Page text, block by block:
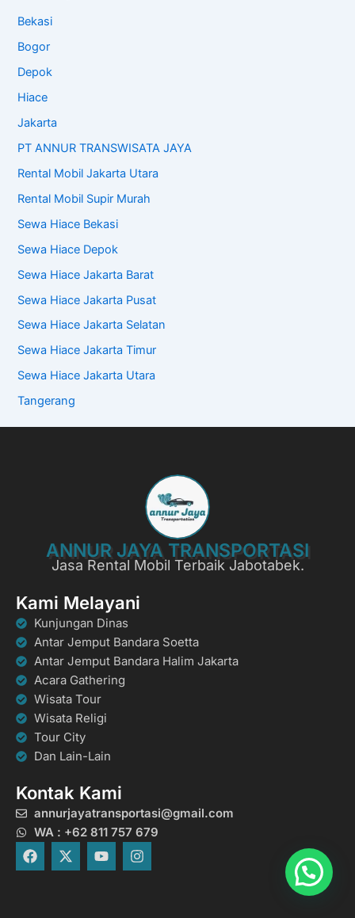
Bekasi
Bogor
Depok
Hiace
Jakarta
PT ANNUR TRANSWISATA JAYA
Rental Mobil Jakarta Utara
Rental Mobil Supir Murah
Sewa Hiace Bekasi
Sewa Hiace Depok
Sewa Hiace Jakarta Barat
Sewa Hiace Jakarta Pusat
Sewa Hiace Jakarta Selatan
Sewa Hiace Jakarta Timur
Sewa Hiace Jakarta Utara
Tangerang
ANNUR JAYA TRANSPORTASI
Jasa Rental Mobil Terbaik Jabotabek.
Kami Melayani
Kunjungan Dinas
Antar Jemput Bandara Soetta
Antar Jemput Bandara Halim Jakarta
Acara Gathering
Wisata Tour
Wisata Religi
Tour City
Dan Lain-Lain
Kontak Kami
annurjayatransportasi@gmail.com
WA : +62 811 757 679
F
a
X
-
Y
o
I
n